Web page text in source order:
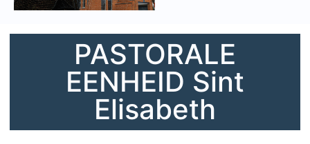
PASTORALE
EENHEID Sint
Elisabeth